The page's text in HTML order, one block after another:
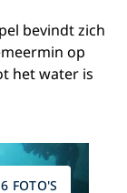
bevindt zich
op
het water is
FOTO'S